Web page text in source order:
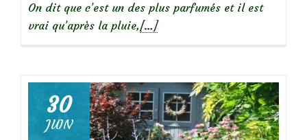
On dit que c’est un des plus parfumés et il est
vrai qu’après la pluie,En
du
jardin
:
[…]
30
JUIN